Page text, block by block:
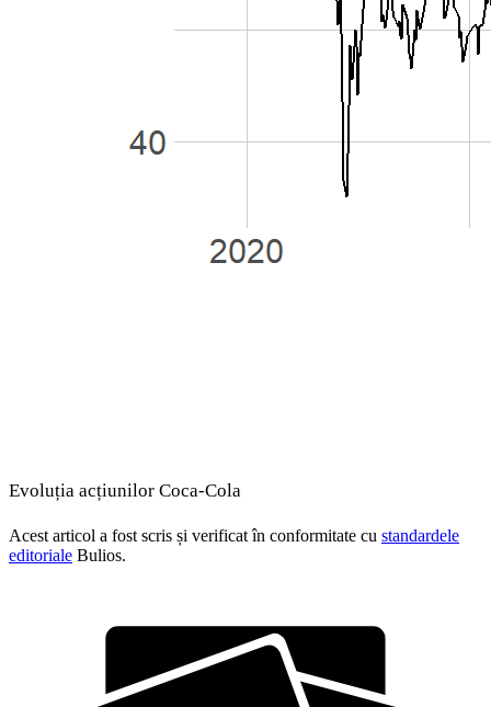
Evoluția acțiunilor Coca-Cola
Acest articol a fost scris și verificat în conformitate cu standardele
editoriale Bulios.